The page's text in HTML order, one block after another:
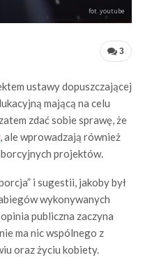
fot. youtube
3
ustawy dopuszczającej
mającą na celu
zdać sobie sprawę, że
, ale wprowadzają również
projektów.
i sugestii, jakoby był
wykonywanych
publiczna zaczyna
ma nic wspólnego z
oraz życiu kobiety.